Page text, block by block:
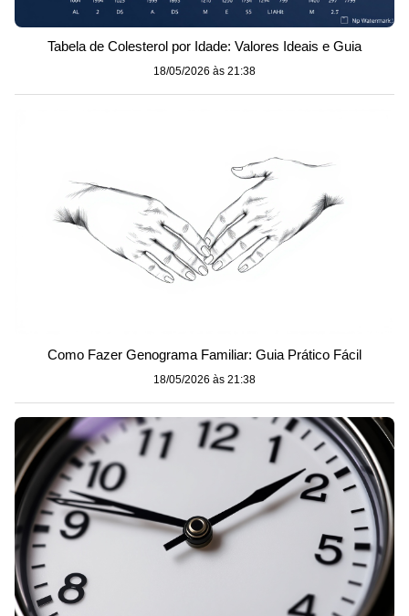
Tabela de Colesterol por Idade: Valores Ideais e Guia
18/05/2026 às 21:38
Como Fazer Genograma Familiar: Guia Prático Fácil
18/05/2026 às 21:38